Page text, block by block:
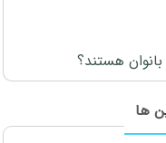
هستند؟
ها